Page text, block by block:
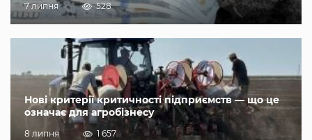
7 липня 528
Нові критерії критичності підприємств — що це
означає для агробізнесу
8 липня 1 657